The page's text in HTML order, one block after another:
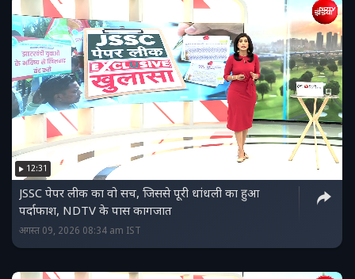
12:31
JSSC पेपर लीक का वो सच, जिससे पूरी धांधली का हुआ
पर्दाफाश, NDTV के पास कागजात
अगस्त 09, 2026 08:34 am IST